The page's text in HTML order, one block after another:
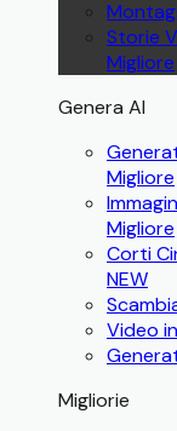
Storie
Migliore
Genera AI
Migliore
Migliore
Corti
NEW
Video
Migliorie